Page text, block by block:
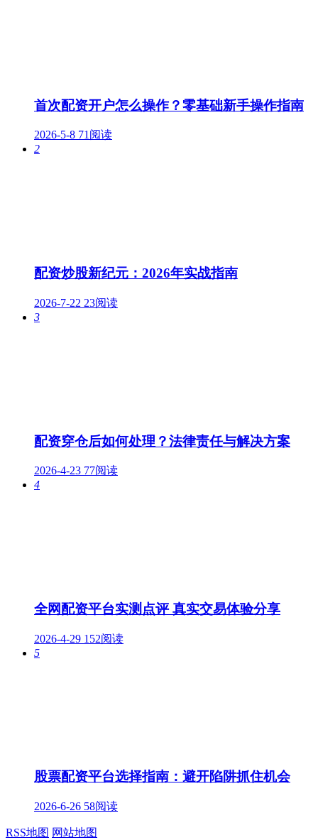
首次配资开户怎么操作？零基础新手操作指南
2026-5-8 71阅读
2
配资炒股新纪元：2026年实战指南
2026-7-22 23阅读
3
配资穿仓后如何处理？法律责任与解决方案
2026-4-23 77阅读
4
全网配资平台实测点评 真实交易体验分享
2026-4-29 152阅读
5
股票配资平台选择指南：避开陷阱抓住机会
2026-6-26 58阅读
RSS地图 网站地图